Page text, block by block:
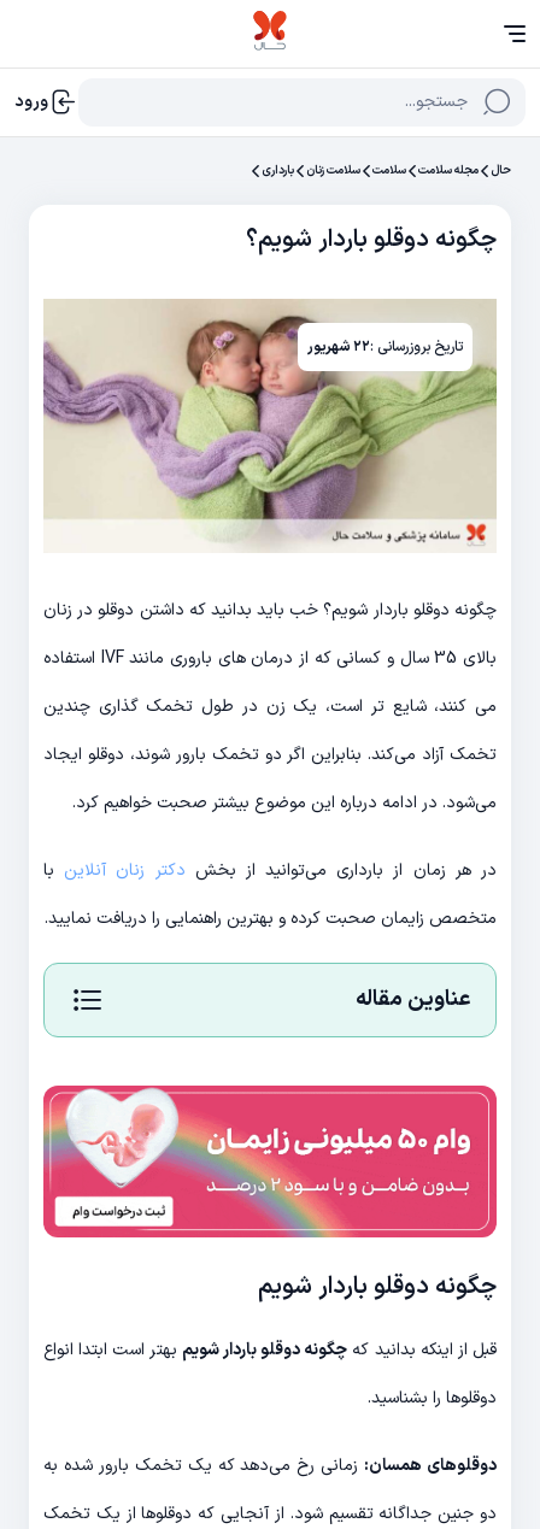
جستجو... ورود
حال مجله سلامت سلامت سلامت زنان بارداری
چگونه دوقلو باردار شویم؟
تاریخ بروزرسانی :۲۲ شهریور
چگونه دوقلو باردار شویم؟ خب باید بدانید که داشتن دوقلو در زنان
بالای 35 سال و کسانی که از درمان های باروری مانند IVF استفاده
می کنند، شایع تر است، یک زن در طول تخمک گذاری چندین
تخمک آزاد می‌کند. بنابراین اگر دو تخمک بارور شوند، دوقلو ایجاد
می‌شود. در ادامه درباره این موضوع بیشتر صحبت خواهیم کرد.
در هر زمان از بارداری می‌توانید از بخش دکتر زنان آنلاین با
متخصص زایمان صحبت کرده و بهترین راهنمایی را دریافت نمایید.
عناوین مقاله
چگونه دوقلو باردار شویم
قبل از اینکه بدانید که چگونه دوقلو باردار شویم بهتر است ابتدا انواع
دوقلوها را بشناسید.
دوقلوهای همسان: زمانی رخ می‌دهد که یک تخمک بارور شده به
دو جنین جداگانه تقسیم شود. از آنجایی که دوقلوها از یک تخمک